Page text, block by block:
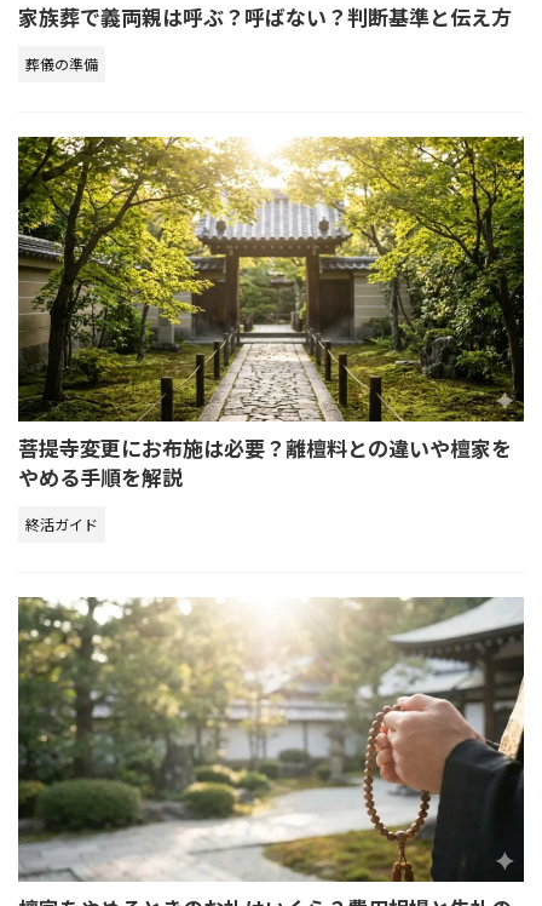
家族葬で義両親は呼ぶ？呼ばない？判断基準と伝え方
葬儀の準備
菩提寺変更にお布施は必要？離檀料との違いや檀家を
やめる手順を解説
終活ガイド